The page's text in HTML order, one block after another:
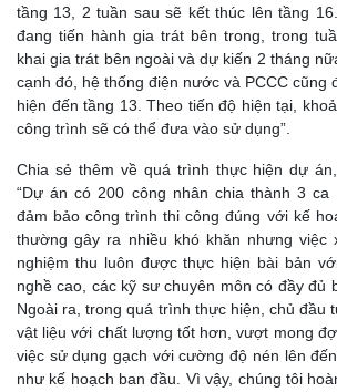
tầng 13, 2 tuần sau sẽ kết thúc lên tầng
đang tiến hành gia trát bên trong, trong
khai gia trát bên ngoài và dự kiến 2 tháng
cạnh đó, hệ thống điện nước và PCCC cũng
hiện đến tầng 13. Theo tiến độ hiện tại,
công trình sẽ có thể đưa vào sử dụng”.
Chia sẻ thêm về quá trình thực hiện dự
“Dự án có 200 công nhân chia thành 3 ca
đảm bảo công trình thi công đúng với kế
thường gây ra nhiều khó khăn nhưng việc
nghiệm thu luôn được thực hiện bài bản
nghề cao, các kỹ sư chuyên môn có đầy đủ
Ngoài ra, trong quá trình thực hiện, chủ đầu
vật liệu với chất lượng tốt hơn, vượt mong
việc sử dụng gạch với cường độ nén lên
như kế hoạch ban đầu. Vì vậy, chúng tôi